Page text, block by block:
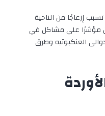
إزعاجًا من الناحية
مؤشرًا على مشاكل في
العنكبوتيه وطرق